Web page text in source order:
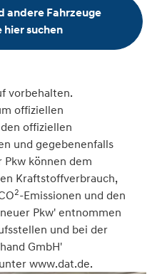
andere Fahrzeuge
hier suchen
vorbehalten.
offiziellen
offiziellen
und gegebenenfalls
können dem
Kraftstoffverbrauch,
2-Emissionen und den
Pkw' entnommen
und bei der
GmbH'
www.dat.de.